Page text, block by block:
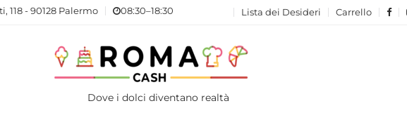
118 - 90128 Palermo 08:30–18:30 Lista dei Desideri Carrello
Dove i dolci diventano realtà